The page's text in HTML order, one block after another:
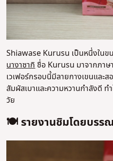
Shiawase Kurusu เป็นหนึ่งใน
นางาซากิชื่อ Kurusu มาจากภาษ
เวเฟอร์กรอบนี้มีลายกางเขนและ
สัมผัสเบาและความหวานกำลังดี
วัย
🍽️ รายงานชิมโดยบรร